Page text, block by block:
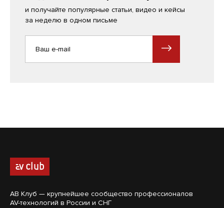
и получайте популярные статьи, видео и кейсы
за неделю в одном письме
АВ Клуб — крупнейшее сообщество профессионалов
AV-технологий в России и СНГ